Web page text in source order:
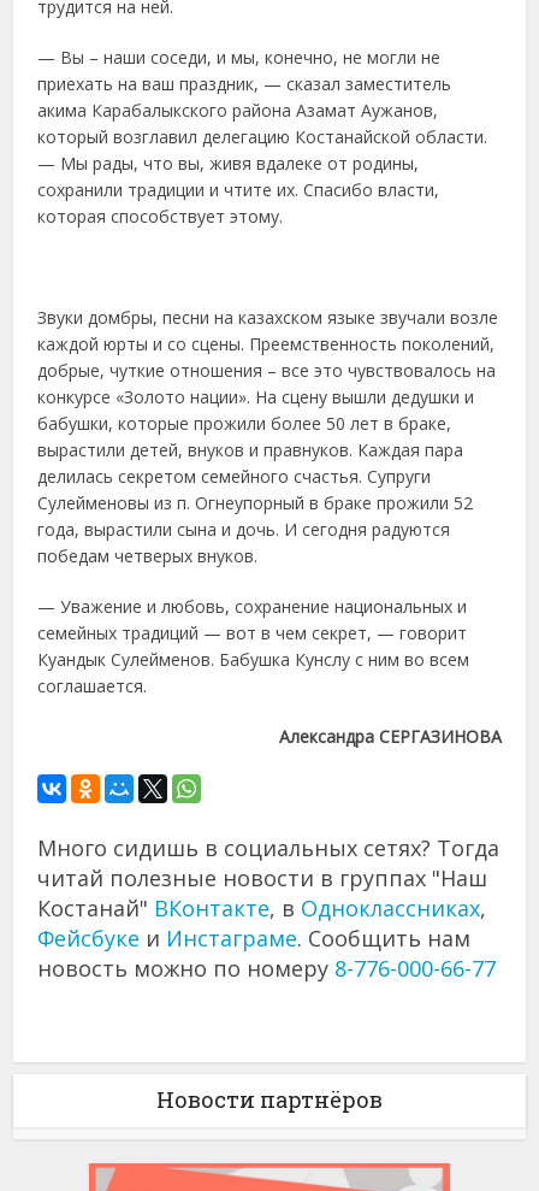
трудится на ней.
— Вы – наши соседи, и мы, конечно, не могли не
приехать на ваш праздник, — сказал заместитель
акима Карабалыкского района Азамат Аужанов,
который возглавил делегацию Костанайской области.
— Мы рады, что вы, живя вдалеке от родины,
сохранили традиции и чтите их. Спасибо власти,
которая способствует этому.
Звуки домбры, песни на казахском языке звучали возле
каждой юрты и со сцены. Преемственность поколений,
добрые, чуткие отношения – все это чувствовалось на
конкурсе «Золото нации». На сцену вышли дедушки и
бабушки, которые прожили более 50 лет в браке,
вырастили детей, внуков и правнуков. Каждая пара
делилась секретом семейного счастья. Супруги
Сулейменовы из п. Огнеупорный в браке прожили 52
года, вырастили сына и дочь. И сегодня радуются
победам четверых внуков.
— Уважение и любовь, сохранение национальных и
семейных традиций — вот в чем секрет, — говорит
Куандык Сулейменов. Бабушка Кунслу с ним во всем
соглашается.
Александра СЕРГАЗИНОВА
Много сидишь в социальных сетях? Тогда
читай полезные новости в группах "Наш
Костанай" ВКонтакте, в Одноклассниках,
Фейсбуке и Инстаграме. Сообщить нам
новость можно по номеру 8-776-000-66-77
Новости партнёров